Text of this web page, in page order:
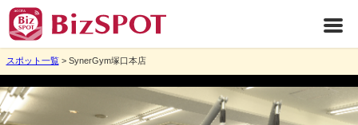
スポット一覧> SynerGym塚口本店